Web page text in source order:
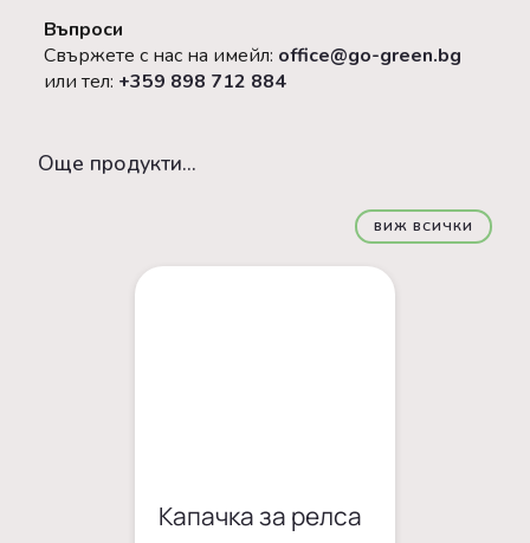
Въпроси
Свържете с нас на имейл: office@go-green.bg
или тел: +359 898 712 884
Oще продукти...
ВИЖ ВСИЧКИ
Капачка за релса